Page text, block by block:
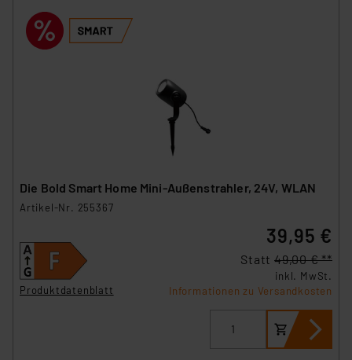
Die Bold Smart Home Mini-Außenstrahler, 24V, WLAN
Artikel-Nr. 255367
Produktdatenblatt
39,95 €
Statt 49,00 € **
inkl. MwSt.
Informationen zu Versandkosten